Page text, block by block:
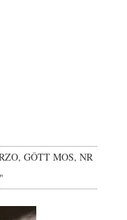
GÔTT MOS, NR